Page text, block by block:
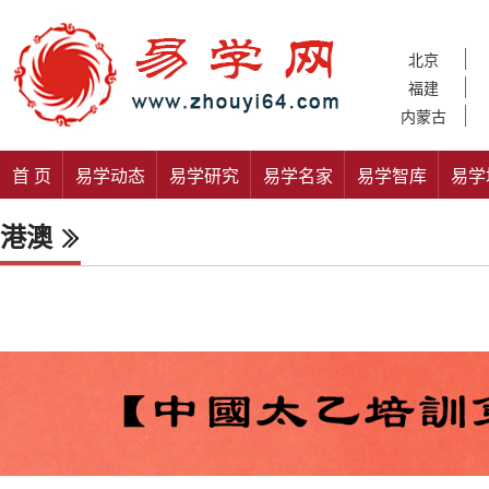
北京
福建
内蒙古
首 页 易学动态 易学研究 易学名家 易学智库 易
港澳